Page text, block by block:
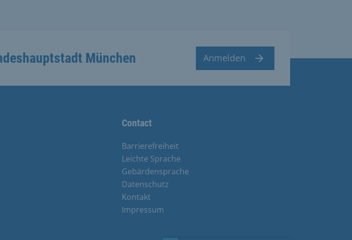
München Anmelden
Contact
Barrierefreiheit
Leichte Sprache
Gebärdensprache
Datenschutz
Kontakt
Impressum